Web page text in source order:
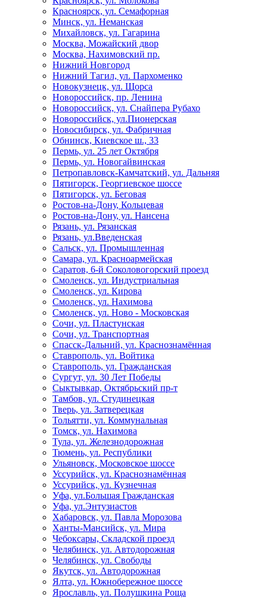
Красноярск, ул. Семафорная
Минск, ул. Неманская
Михайловск, ул. Гагарина
Москва, Можайский двор
Москва, Нахимовский пр.
Нижний Новгород
Нижний Тагил, ул. Пархоменко
Новокузнецк, ул. Щорса
Новороссийск, пр. Ленина
Новороссийск, ул. Снайпера Рубахо
Новороссийск, ул.Пионерская
Новосибирск, ул. Фабричная
Обнинск, Киевское ш., 33
Пермь, ул. 25 лет Октября
Пермь, ул. Новогайвинская
Петропавловск-Камчатский, ул. Дальняя
Пятигорск, Георгиевское шоссе
Пятигорск, ул. Беговая
Ростов-на-Дону, Кольцевая
Ростов-на-Дону, ул. Нансена
Рязань, ул. Рязанская
Рязань, ул.Введенская
Сальск, ул. Промышленная
Самара, ул. Красноармейская
Саратов, 6-й Соколовогорский проезд
Смоленск, ул. Индустриальная
Смоленск, ул. Кирова
Смоленск, ул. Нахимова
Смоленск, ул. Ново - Московская
Сочи, ул. Пластунская
Сочи, ул. Транспортная
Спасск-Дальний, ул. Краснознамённая
Ставрополь, ул. Войтика
Ставрополь, ул. Гражданская
Сургут, ул. 30 Лет Победы
Сыктывкар, Октябрьский пр-т
Тамбов, ул. Студинецкая
Тверь, ул. Затверецкая
Тольятти, ул. Коммунальная
Томск, ул. Нахимова
Тула, ул. Железнодорожная
Тюмень, ул. Республики
Ульяновск, Московское шоссе
Уссурийск, ул. Краснознамённая
Уссурийск, ул. Кузнечная
Уфа, ул.Большая Гражданская
Уфа, ул.Энтузиастов
Хабаровск, ул. Павла Морозова
Ханты-Мансийск, ул. Мира
Чебоксары, Складской проезд
Челябинск, ул. Автодорожная
Челябинск, ул. Свободы
Якутск, ул. Автодорожная
Ялта, ул. Южнобережное шоссе
Ярославль, ул. Полушкина Роща